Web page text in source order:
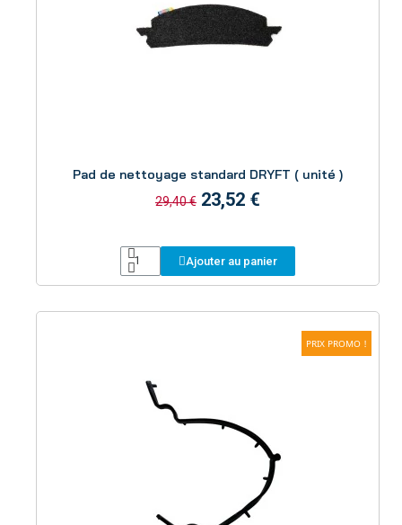
Pad de nettoyage standard DRYFT ( unité )
29,40 € 23,52 €
Ajouter au panier
PRIX PROMO !